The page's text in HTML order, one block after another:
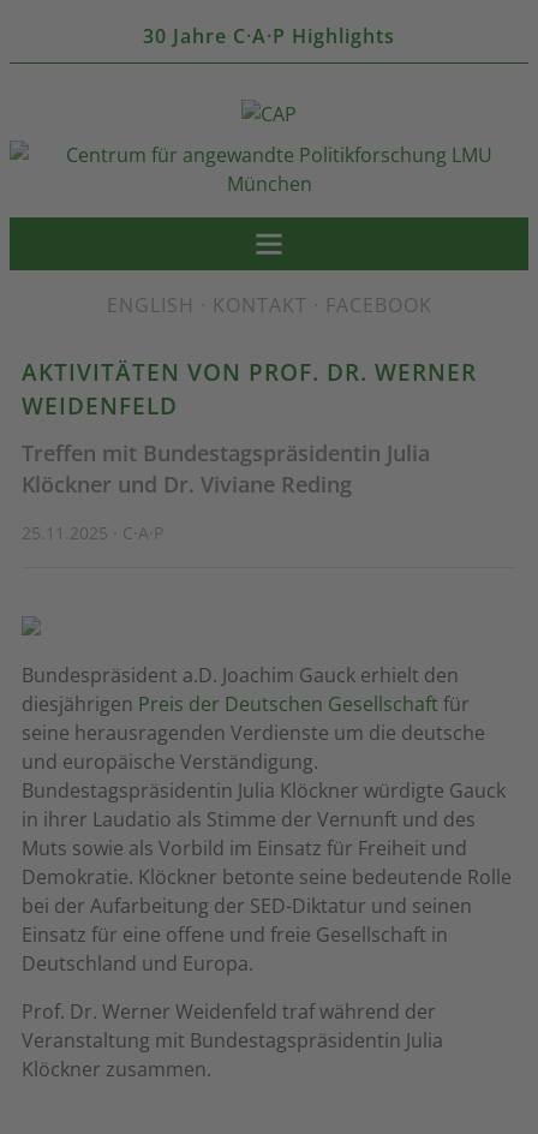
30 Jahre C·A·P Highlights
ENGLISH · KONTAKT · FACEBOOK
AKTIVITÄTEN VON PROF. DR. WERNER
WEIDENFELD
Treffen mit Bundestagspräsidentin Julia
Klöckner und Dr. Viviane Reding
25.11.2025 · C·A·P
Bundespräsident a.D. Joachim Gauck erhielt den
diesjährigen Preis der Deutschen Gesellschaft für
seine herausragenden Verdienste um die deutsche
und europäische Verständigung.
Bundestagspräsidentin Julia Klöckner würdigte Gauck
in ihrer Laudatio als Stimme der Vernunft und des
Muts sowie als Vorbild im Einsatz für Freiheit und
Demokratie. Klöckner betonte seine bedeutende Rolle
bei der Aufarbeitung der SED-Diktatur und seinen
Einsatz für eine offene und freie Gesellschaft in
Deutschland und Europa.
Prof. Dr. Werner Weidenfeld traf während der
Veranstaltung mit Bundestagspräsidentin Julia
Klöckner zusammen.